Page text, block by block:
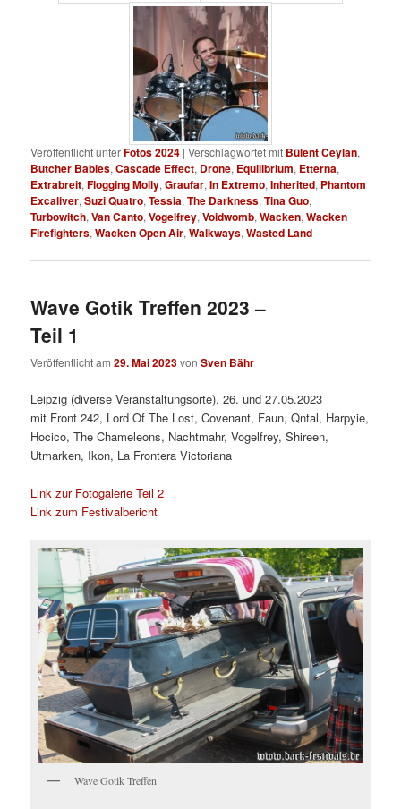
Veröffentlicht unterFotos 2024 |Verschlagwortet mit Bülent Ceylan,
Butcher Babies,Cascade Effect, Drone, Equilibrium, Etterna,
Extrabreit,Flogging Molly,Graufar,In Extremo,Inherited, Phantom
Excaliver,Suzi Quatro,Tessia,The Darkness,Tina Guo,
Turbowitch,Van Canto,Vogelfrey,Voidwomb,Wacken,Wacken
Firefighters,Wacken Open Air,Walkways,Wasted Land
Wave Gotik Treffen 2023 –
Teil 1
Veröffentlicht am29. Mai 2023vonSven Bähr
Leipzig (diverse Veranstaltungsorte), 26. und 27.05.2023
mit Front 242, Lord Of The Lost, Covenant, Faun, Qntal, Harpyie,
Hocico, The Chameleons, Nachtmahr, Vogelfrey, Shireen,
Utmarken, Ikon, La Frontera Victoriana
Link zur Fotogalerie Teil 2
Link zum Festivalbericht
Wave Gotik Treffen